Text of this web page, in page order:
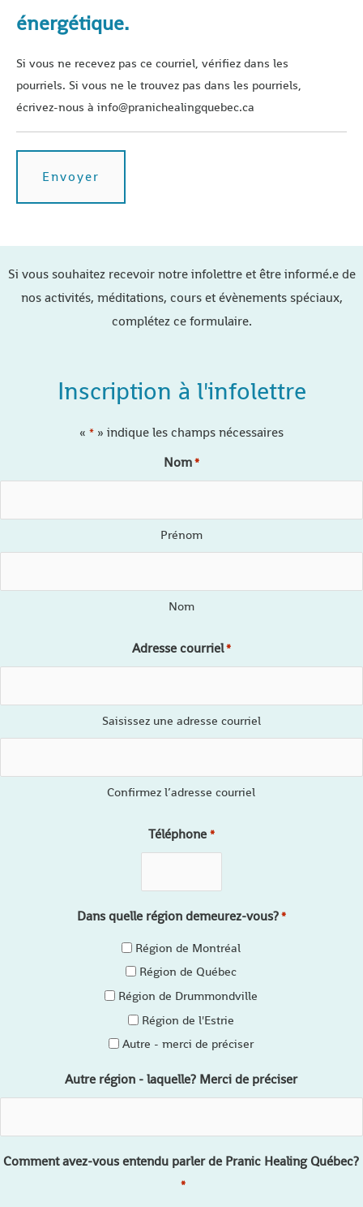
énergétique.
Si vous ne recevez pas ce courriel, vérifiez dans les
pourriels. Si vous ne le trouvez pas dans les pourriels,
écrivez-nous à info@pranichealingquebec.ca
Si vous souhaitez recevoir notre infolettre et être informé.e de
nos activités, méditations, cours et évènements spéciaux,
complétez ce formulaire.
Inscription à l'infolettre
« * » indique les champs nécessaires
Nom*
Prénom
Nom
Adresse courriel*
Saisissez une adresse courriel
Confirmez l’adresse courriel
Téléphone *
Dans quelle région demeurez-vous?*
Région de Montréal
Région de Québec
Région de Drummondville
Région de l'Estrie
Autre - merci de préciser
Autre région - laquelle? Merci de préciser
Comment avez-vous entendu parler de Pranic Healing Québec?
*